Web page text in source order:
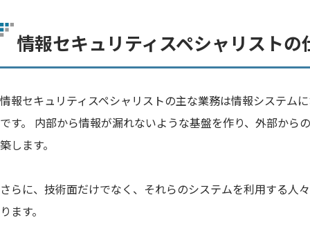
情報セキュリティスペシャリストの
情報セキュリティスペシャリストの主な業務は情報システム
です。 内部から情報が漏れないような基盤を作り、外部から
築します。
さらに、技術面だけでなく、それらのシステムを利用する人
ります。